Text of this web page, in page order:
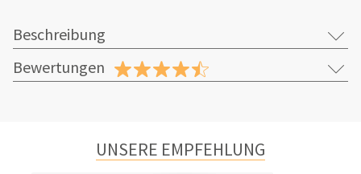
Beschreibung
Bewertungen
UNSERE EMPFEHLUNG